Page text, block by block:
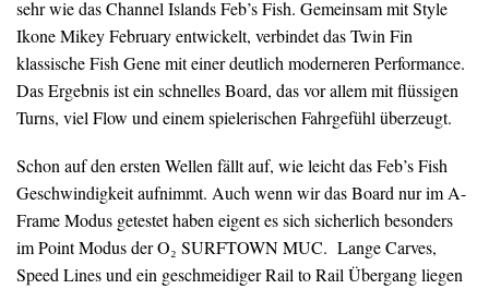
sehr wie das Channel Islands Feb’s Fish. Gemeinsam mit Style
Ikone Mikey February entwickelt, verbindet das Twin Fin
klassische Fish Gene mit einer deutlich moderneren Performance.
Das Ergebnis ist ein schnelles Board, das vor allem mit flüssigen
Turns, viel Flow und einem spielerischen Fahrgefühl überzeugt.
Schon auf den ersten Wellen fällt auf, wie leicht das Feb’s Fish
Geschwindigkeit aufnimmt. Auch wenn wir das Board nur im A-
Frame Modus getestet haben eigent es sich sicherlich besonders
im Point Modus der O₂ SURFTOWN MUC. Lange Carves,
Speed Lines und ein geschmeidiger Rail to Rail Übergang liegen